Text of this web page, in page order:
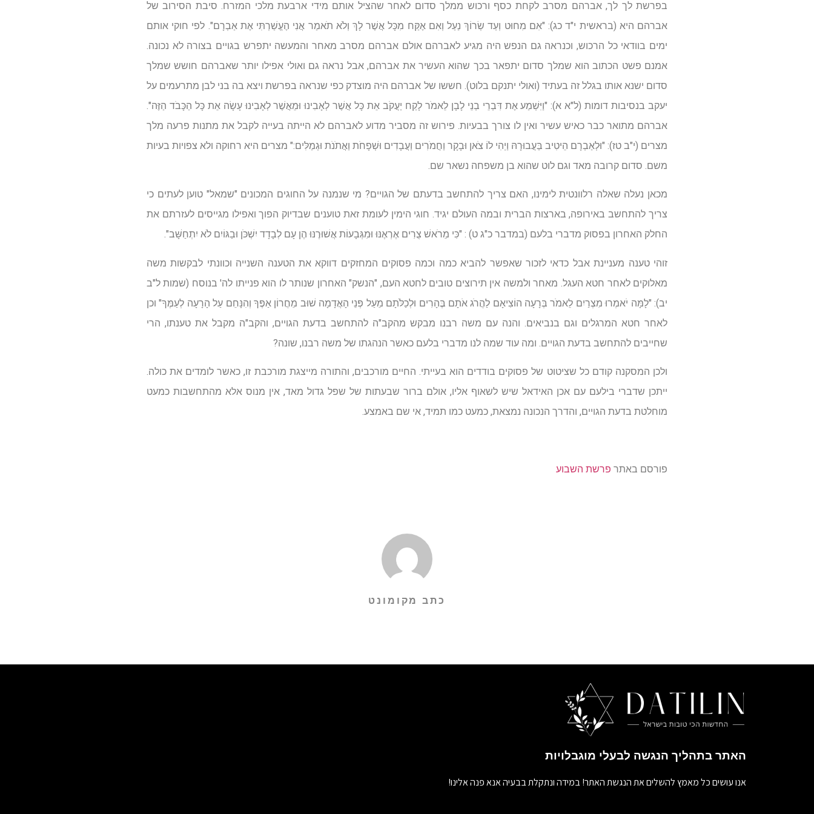
בפרשת לך לך, אברהם מסרב לקחת כסף ורכוש ממלך סדום לאחר שהציל אותם מידי ארבעת מלכי המזרח. סיבת הסירוב של
אברהם היא (בראשית י"ד כג): "אִם מִחוּט וְעַד שְׂרוֹךְ נַעַל וְאִם אֶקַּח מִכָּל אֲשֶׁר לָךְ וְלֹא תֹאמַר אֲנִי הֶעֱשַׁרְתִּי אֶת אַבְרָם". לפי חוקי אותם
ימים בוודאי כל הרכוש, וכנראה גם הנפש היה מגיע לאברהם אולם אברהם מסרב מאחר והמעשה יתפרש בגויים בצורה לא נכונה.
אמנם פשט הכתוב הוא שמלך סדום יתפאר בכך שהוא העשיר את אברהם, אבל נראה גם ואולי אפילו יותר שאברהם חושש שמלך
סדום ישנא אותו בגלל זה בעתיד (ואולי יתנקם בלוט). חששו של אברהם היה מוצדק כפי שנראה בפרשת ויצא בה בני לבן מתרעמים על
יעקב בנסיבות דומות (ל"א א): "וַיִּשְׁמַע אֶת דִּבְרֵי בְנֵי לָבָן לֵאמֹר לָקַח יַעֲקֹב אֵת כָּל אֲשֶׁר לְאָבִינוּ וּמֵאֲשֶׁר לְאָבִינוּ עָשָׂה אֵת כָּל הַכָּבֹד הַזֶּה".
אברהם מתואר כבר כאיש עשיר ואין לו צורך בבעיות. פירוש זה מסביר מדוע לאברהם לא הייתה בעייה לקבל את מתנות פרעה מלך
מצרים (י"ב טז): "וּלְאַבְרָם הֵיטִיב בַּעֲבוּרָהּ וַיְהִי לוֹ צֹאן וּבָקָר וַחֲמֹרִים וַעֲבָדִים וּשְׁפָחֹת וַאֲתֹנֹת וּגְמַלִּים:" מצרים היא רחוקה ולא צפויות בעיות
משם. סדום קרובה מאד וגם לוט שהוא בן משפחה נשאר שם.
מכאן נעלה שאלה רלוונטית לימינו, האם צריך להתחשב בדעתם של הגויים? מי שנמנה על החוגים המכונים "שמאל" טוען לעתים כי
צריך להתחשב באירופה, בארצות הברית ובמה העולם יגיד. חוגי הימין לעומת זאת טוענים שבדיוק הפוך ואפילו מגייסים לעזרתם את
החלק האחרון בפסוק מדברי בלעם (במדבר כ"ג ט) : "כִּי מֵרֹאשׁ צֻרִים אֶרְאֶנּוּ וּמִגְּבָעוֹת אֲשׁוּרֶנּוּ הֶן עָם לְבָדָד יִשְׁכֹּן וּבַגּוֹיִם לֹא יִתְחַשָּׁב".
זוהי טענה מעניינת אבל כדאי לזכור שאפשר להביא כמה וכמה פסוקים המחזקים דווקא את הטענה השנייה וכוונתי לבקשות משה
מאלוקים לאחר חטא העגל. מאחר ולמשה אין תירוצים טובים לחטא העם, "הנשק" האחרון שנותר לו הוא פנייתו לה' בנוסח (שמות ל"ב
יב): "לָמָּה יֹאמְרוּ מִצְרַיִם לֵאמֹר בְּרָעָה הוֹצִיאָם לַהֲרֹג אֹתָם בֶּהָרִים וּלְכַלֹּתָם מֵעַל פְּנֵי הָאֲדָמָה שׁוּב מֵחֲרוֹן אַפֶּךָ וְהִנָּחֵם עַל הָרָעָה לְעַמֶּךָ" וכן
לאחר חטא המרגלים וגם בנביאים. והנה עם משה רבנו מבקש מהקב"ה להתחשב בדעת הגויים, והקב"ה מקבל את טענתו, הרי
שחייבים להתחשב בדעת הגויים. ומה עוד שמה לנו מדברי בלעם כאשר הנהגתו של משה רבנו, שונה?
ולכן המסקנה קודם כל שציטוט של פסוקים בודדים הוא בעייתי. החיים מורכבים, והתורה מייצגת מורכבת זו, כאשר לומדים את כולה.
ייתכן שדברי בילעם עם אכן האידאל שיש לשאוף אליו, אולם ברור שבעתות של שפל גדול מאד, אין מנוס אלא מהתחשבות כמעט
מוחלטת בדעת הגויים, והדרך הנכונה נמצאת, כמעט כמו תמיד, אי שם באמצע.
פורסם באתר פרשת השבוע
כתב מקומונט
האתר בתהליך הנגשה לבעלי מוגבלויות
אנו עושים כל מאמץ להשלים את הנגשת האתר! במידה ונתקלת בבעיה אנא פנה אלינו!